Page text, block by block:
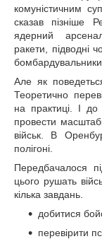
комуністичним
сказав пізніше
ядерний
ракети, підводні
Але як
Теоретично
на практиці. І
провести
військ. В
полігоні.
Передбачалося
цього рушать
кілька завдань.
добитися
перевірити